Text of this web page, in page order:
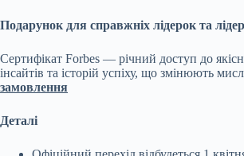
Подарунок для справжніх лідерок та
Сертифікат Forbes — річний доступ до
інсайтів та історій успіху, що змінюють
замовлення
Деталі